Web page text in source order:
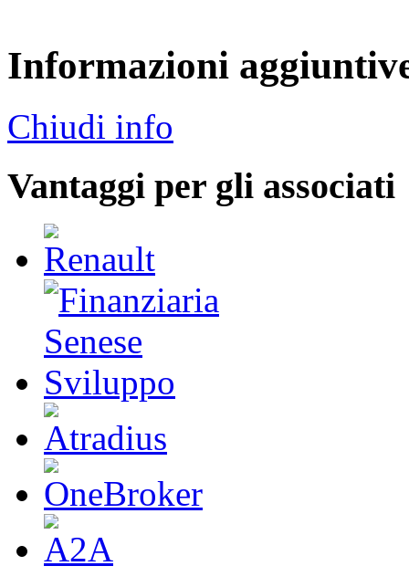
Informazioni
Chiudi info
Vantaggi per gli associati